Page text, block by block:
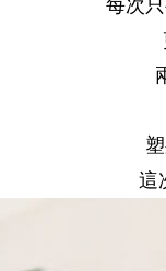
每次
這